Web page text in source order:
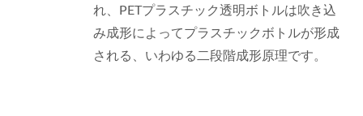
れ、PETプラスチック透明ボトルは吹き込
み成形によってプラスチックボトルが形成
される、いわゆる二段階成形原理です。